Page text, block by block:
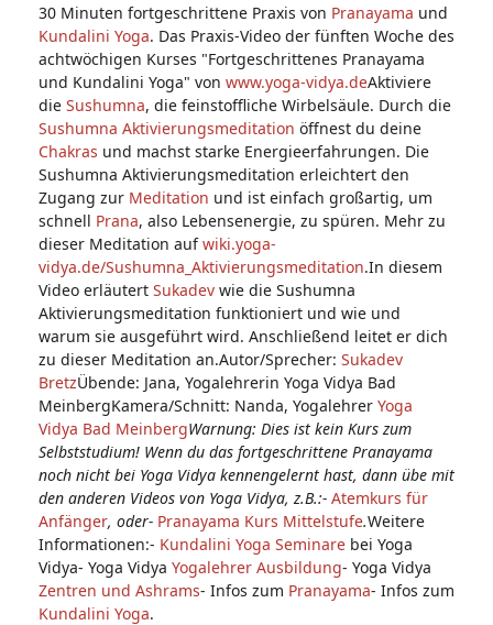
s:
30 Minuten fortgeschrittene Praxis von Pranayama und
Kundalini Yoga. Das Praxis-Video der fünften Woche des
achtwöchigen Kurses "Fortgeschrittenes Pranayama
und Kundalini Yoga" von www.yoga-vidya.deAktiviere
die Sushumna, die feinstoffliche Wirbelsäule. Durch die
Sushumna Aktivierungsmeditation öffnest du deine
Chakras und machst starke Energieerfahrungen. Die
Sushumna Aktivierungsmeditation erleichtert den
Zugang zur Meditation und ist einfach großartig, um
schnell Prana, also Lebensenergie, zu spüren. Mehr zu
dieser Meditation aufwiki.yoga-
vidya.de/Sushumna_Aktivierungsmeditation.In diesem
Video erläutert Sukadev wie die Sushumna
Aktivierungsmeditation funktioniert und wie und
warum sie ausgeführt wird. Anschließend leitet er dich
zu dieser Meditation an.Autor/Sprecher: Sukadev
BretzÜbende: Jana, Yogalehrerin Yoga Vidya Bad
MeinbergKamera/Schnitt: Nanda, Yogalehrer Yoga
Vidya Bad MeinbergWarnung: Dies ist kein Kurs zum
Selbststudium! Wenn du das fortgeschrittene Pranayama
noch nicht bei Yoga Vidya kennengelernt hast, dann übe mit
den anderen Videos von Yoga Vidya, z.B.:- Atemkurs für
Anfänger, oder- Pranayama Kurs Mittelstufe.Weitere
Informationen:- Kundalini Yoga Seminare bei Yoga
Vidya- Yoga Vidya Yogalehrer Ausbildung- Yoga Vidya
Zentren und Ashrams- Infos zum Pranayama- Infos zum
Kundalini Yoga.